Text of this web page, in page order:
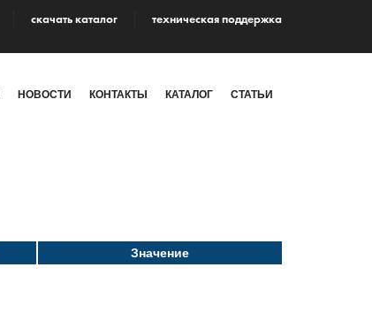
cкачать каталог техническая поддержка
НОВОСТИ КОНТАКТЫ КАТАЛОГ СТАТЬИ
Значение